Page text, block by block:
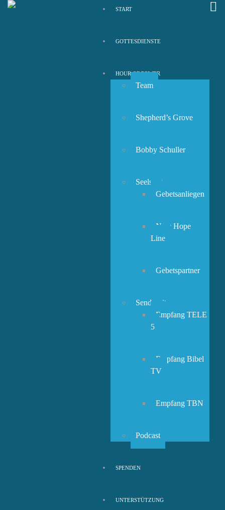
START
GOTTESDIENSTE
HOUR OF POWER
Team
Shepherd’s Grove
Bobby Schuller
Seelsorge
Gebetsanliegen
New Hope
Line
Gebetspartner
Sendezeiten
Empfang TELE
5
Empfang Bibel
TV
Empfang TBN
Podcast
SPENDEN
UNTERSTÜTZUNG